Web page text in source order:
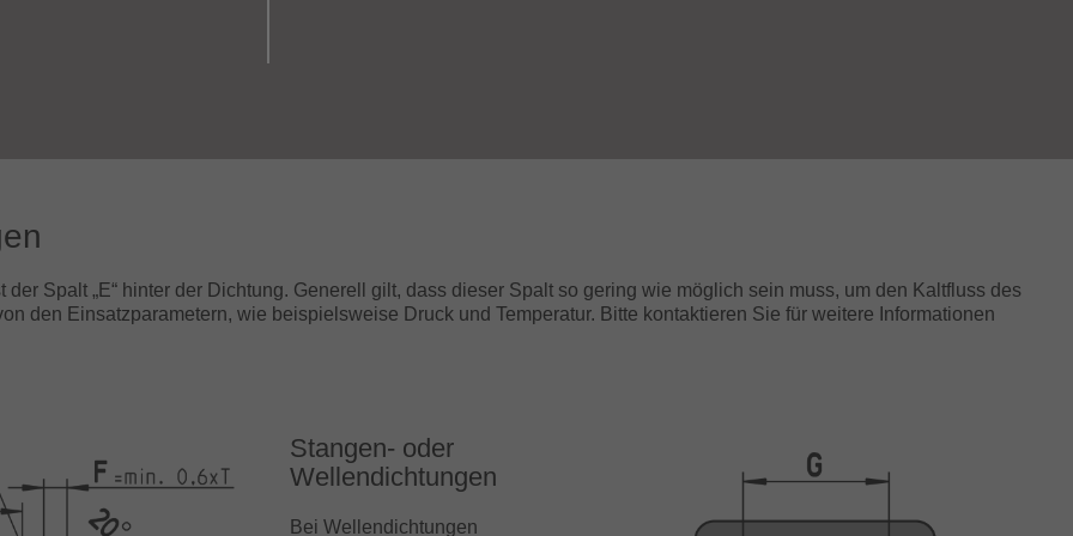
Spalt „E“ hinter der Dichtung. Generell gilt, dass dieser Spalt so gering wie möglich sein muss, um den Kaltfluss des
den Einsatzparametern, wie beispielsweise Druck und Temperatur. Bitte kontaktieren Sie für weitere Informationen
Stangen- oder
Wellendichtungen
Bei Wellendichtungen